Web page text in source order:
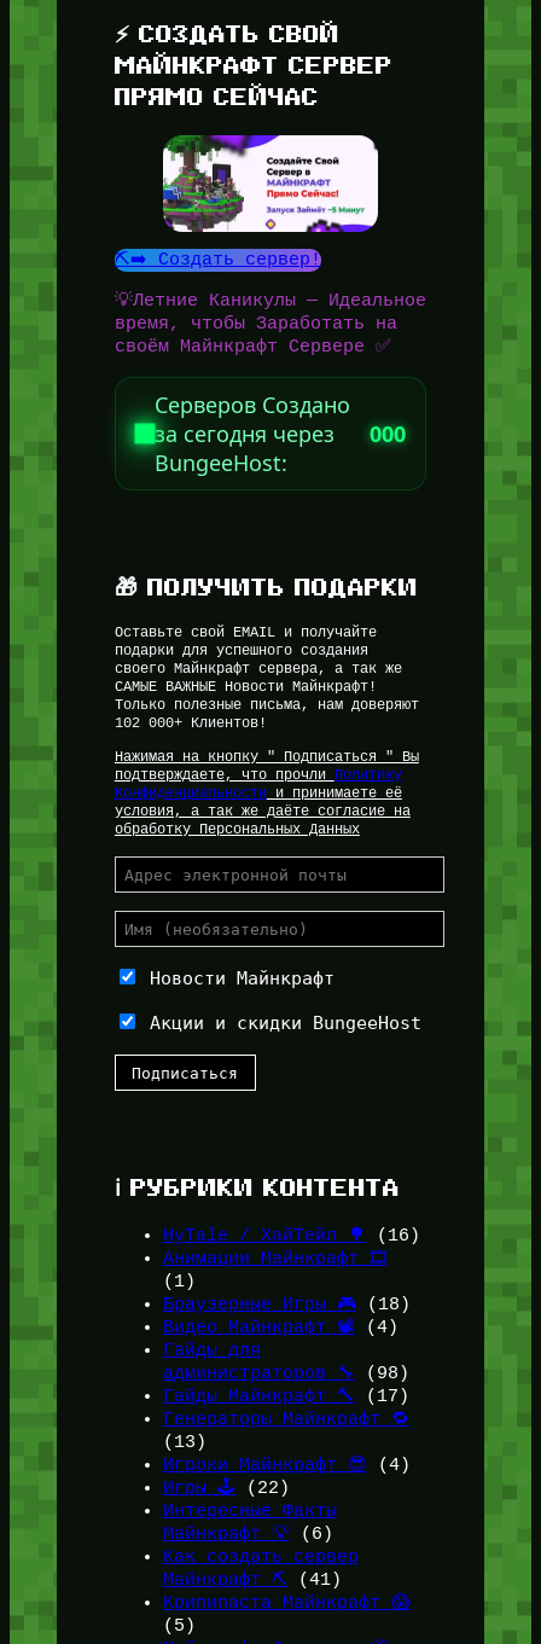
⚡ СОЗДАТЬ СВОЙ
МАЙНКРАФТ СЕРВЕР
ПРЯМО СЕЙЧАС
⛏️➡️ Создать сервер!
💡Летние Каникулы — Идеальное
время, чтобы Заработать на
своём Майнкрафт Сервере ✅
Серверов Создано
за сегодня через
BungeeHost:
000
🎁 ПОЛУЧИТЬ ПОДАРКИ
Оставьте свой EMAIL и получайте
подарки для успешного создания
своего Майнкрафт сервера, а так же
САМЫЕ ВАЖНЫЕ Новости Майнкрафт!
Только полезные письма, нам доверяют
102 000+ Клиентов!
Нажимая на кнопку " Подписаться " Вы
подтверждаете, что прочли
Политику
Конфиденциальностии принимаете её
условия, а так же даёте согласие на
обработку Персональных Данных
Новости Майнкрафт
Акции и скидки BungeeHost
ℹ️ РУБРИКИ КОНТЕНТА
HyTale / ХайТейл 🌳
(16)
Анимации Майнкрафт 🎞️
(1)
Браузерные Игры 🎮(18)
Видео Майнкрафт 📽️ (4)
Гайды для
администраторов 🔧
(98)
Гайды Майнкрафт 🔨
(17)
Генераторы Майнкрафт 🔁
(13)
Игроки Майнкрафт 😎 (4)
Игры 🕹️ (22)
Интересные Факты
Майнкрафт 💡(6)
Как создать сервер
Майнкрафт ⛏️ (41)
Крипипаста Майнкрафт 😱
(5)